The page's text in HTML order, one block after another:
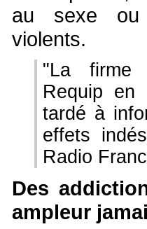
au sexe
violents.
"La firme
Requip
tardé à
effets
Radio
Des
ampleur